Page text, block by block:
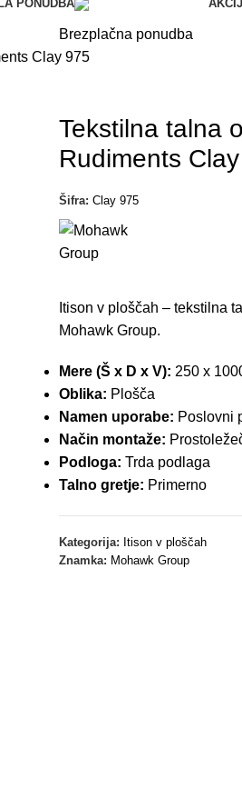
PONUDBA
Brezplačna ponudba
Clay 975
Tekstilna talna
Rudiments
Šifra: Clay 975
Itison v ploščah – tekstilna
Mohawk Group.
Mere (Š x D x V): 250 x
Oblika: Plošča
Namen uporabe: Poslovni
Način montaže:
Podloga: Trda podlaga
Talno gretje: Primerno
Kategorija: Itison v ploščah
Znamka: Mohawk Group